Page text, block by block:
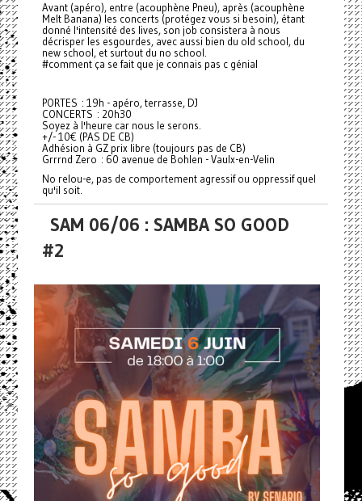
Avant (apéro), entre (acouphène Pneu), après (acouphène
Melt Banana) les concerts (protégez vous si besoin), étant
donné l'intensité des lives, son job consistera à nous
décrisper les esgourdes, avec aussi bien du old school, du
new school, et surtout du no school.
#comment ça se fait que je connais pas c génial
PORTES : 19h - apéro, terrasse, DJ
CONCERTS : 20h30
Soyez à l'heure car nous le serons.
+/- 10€ (PAS DE CB)
Adhésion à GZ prix libre (toujours pas de CB)
Grrrnd Zero : 60 avenue de Bohlen - Vaulx-en-Velin
No relou-e, pas de comportement agressif ou oppressif quel
qu'il soit.
SAM 06/06 : SAMBA SO GOOD
#2